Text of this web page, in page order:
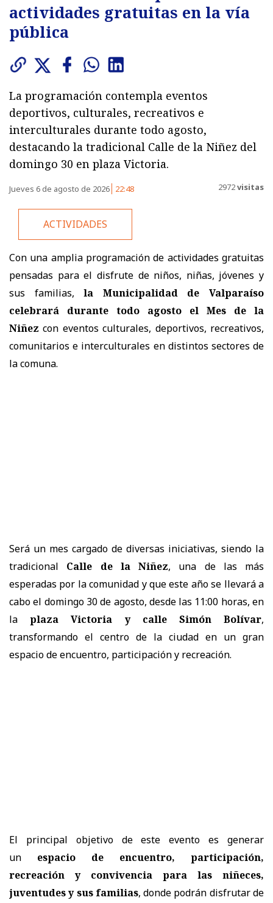
actividades gratuitas en la vía
pública
La programación contempla eventos
deportivos, culturales, recreativos e
interculturales durante todo agosto,
destacando la tradicional Calle de la Niñez del
domingo 30 en plaza Victoria.
Jueves 6 de agosto de 2026 22:48 2972visitas
ACTIVIDADES
Con una amplia programación de actividades gratuitas
pensadas para el disfrute de niños, niñas, jóvenes y
sus familias,la Municipalidad de Valparaíso
celebrará durante todo agosto el Mes de la
Niñez con eventos culturales, deportivos, recreativos,
comunitarios e interculturales en distintos sectores de
la comuna.
Será un mes cargado de diversas iniciativas, siendo la
tradicional
Calle de la Niñez, una de las más
esperadas por la comunidad y que este año se llevará a
cabo el domingo 30 de agosto, desde las 11:00 horas, en
la
plaza Victoria y calle Simón Bolívar,
transformando el centro de la ciudad en un gran
espacio de encuentro, participación y recreación.
El principal objetivo de este evento es generar
un
espacio de encuentro, participación,
recreación y convivencia para las niñeces,
juventudes y sus familias, donde podrán disfrutar de